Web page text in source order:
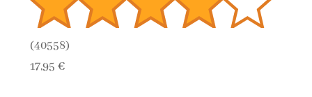
(40558)
17,95 €